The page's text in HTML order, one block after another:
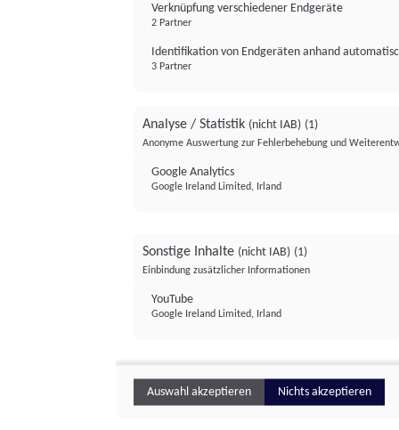
Verknüpfung verschiedener Endgeräte
2 Partner
Identifikation von Endgeräten anhand
3 Partner
Analyse / Statistik (nicht IAB) (1)
Anonyme Auswertung zur Fehlerbehebung und
Google Analytics
Google Ireland Limited, Irland
Sonstige Inhalte (nicht IAB) (1)
Einbindung zusätzlicher Informationen
YouTube
Google Ireland Limited, Irland
Auswahl akzeptieren Nichts akzeptieren